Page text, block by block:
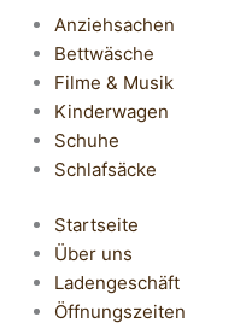
Anziehsachen
Bettwäsche
Filme & Musik
Kinderwagen
Schuhe
Schlafsäcke
Startseite
Über uns
Ladengeschäft
Öffnungszeiten